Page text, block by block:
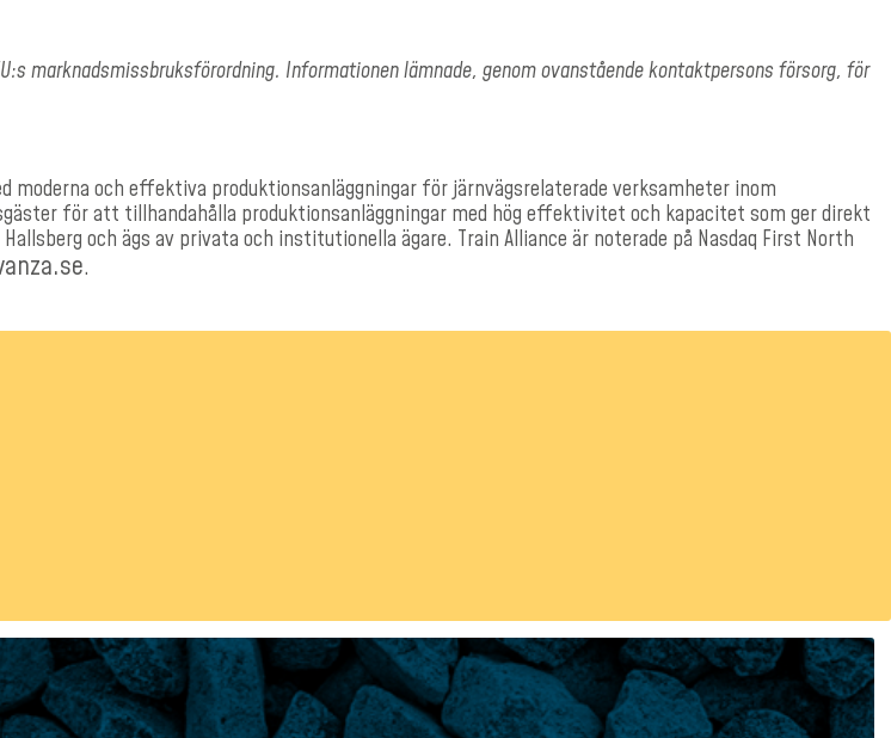
marknadsmissbruksförordning. Informationen lämnade, genom ovanstående kontaktpersons försorg, för
och effektiva produktionsanläggningar för järnvägsrelaterade verksamheter inom
för att tillhandahålla produktionsanläggningar med hög effektivitet och kapacitet som ger direkt
och ägs av privata och institutionella ägare. Train Alliance är noterade på Nasdaq First North
.